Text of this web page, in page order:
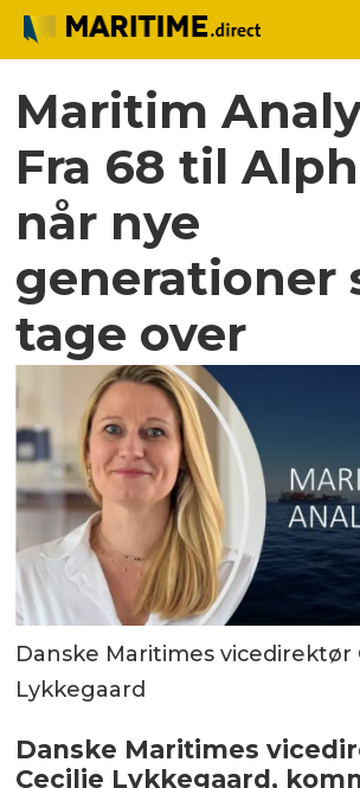
Maritim
Fra 68 til
når nye
generationer
tage over
Danske Maritimes vicedirektør
Lykkegaard
Danske Maritimes
Cecilie Lykkegaard,